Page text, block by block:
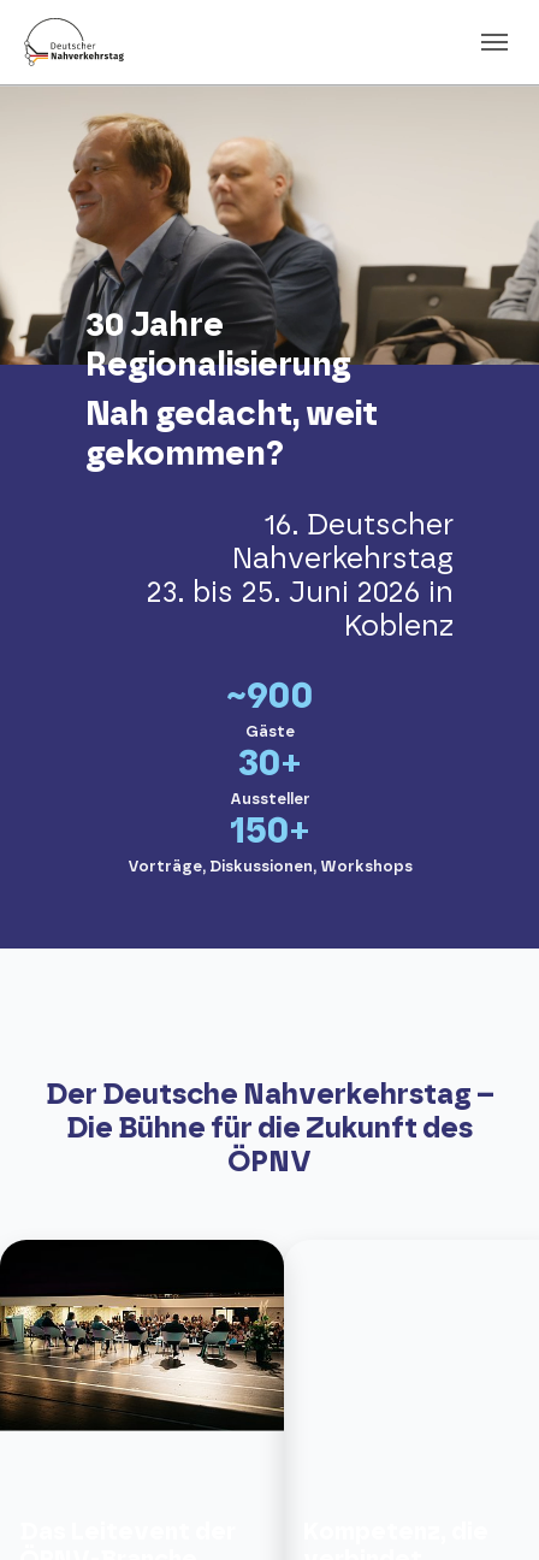
30 Jahre
Regionalisierung
Nah gedacht, weit
gekommen?
16. Deutscher
Nahverkehrstag
23. bis 25. Juni 2026 in
Koblenz
~900
Gäste
30+
Aussteller
150+
Vorträge, Diskussionen, Workshops
Der Deutsche Nahverkehrstag –
Die Bühne für die Zukunft des
ÖPNV